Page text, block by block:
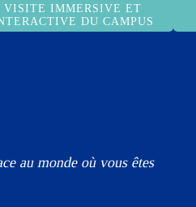
au monde où vous êtes
VISITE IMMERSIVE ET
DU CAMPUS